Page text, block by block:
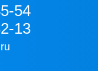
54
13